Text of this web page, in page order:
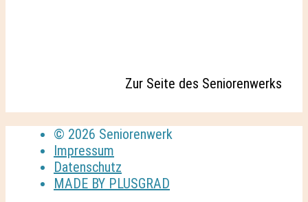
Zur Seite des Seniorenwerks
© 2026 Seniorenwerk
Impressum
Datenschutz
MADE BY PLUSGRAD